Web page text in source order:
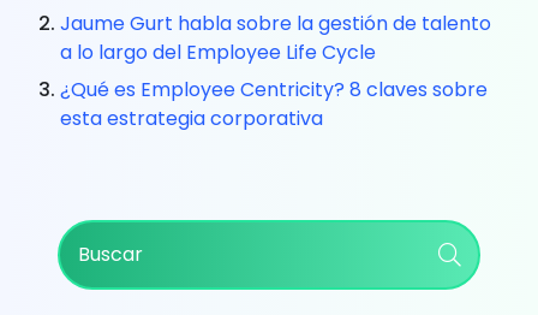
Jaume Gurt habla sobre la gestión de talento
a lo largo del Employee Life Cycle
¿Qué es Employee Centricity? 8 claves sobre
esta estrategia corporativa
Primary
Sidebar